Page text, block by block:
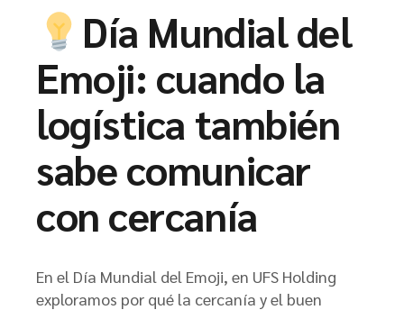
Día Mundial del
Emoji: cuando la
logística también
sabe comunicar
con cercanía
En el Día Mundial del Emoji, en UFS Holding
exploramos por qué la cercanía y el buen